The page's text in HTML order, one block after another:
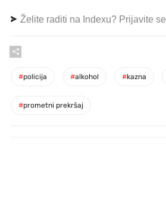
Želite raditi na Indexu? Prijavite se
#policija #alkohol #kazna
#prometni prekršaj